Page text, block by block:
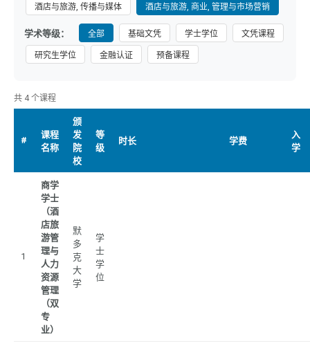
酒店与旅游, 传播与媒体 酒店与旅游, 商业, 管理与市场营销
学术等级： 全部 基础文凭 学士学位 文凭课程
研究生学位 金融认证 预备课程
共 4 个课程
#
课程
名称
颁
发
院
校
等
级
时长 学费
入
学
1
商学
学士
（酒
店旅
游管
理与
人力
资源
管理
（双
专
业）
默
多
克
大
学
学
士
学
位